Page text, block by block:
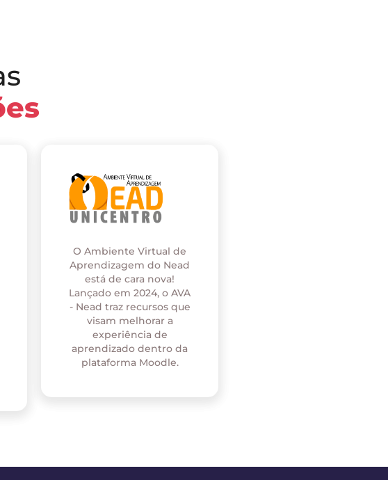
O Ambiente Virtual de
Aprendizagem do Nead
está de cara nova!
Lançado em 2024, o AVA
- Nead traz recursos que
visam melhorar a
experiência de
aprendizado dentro da
plataforma Moodle.